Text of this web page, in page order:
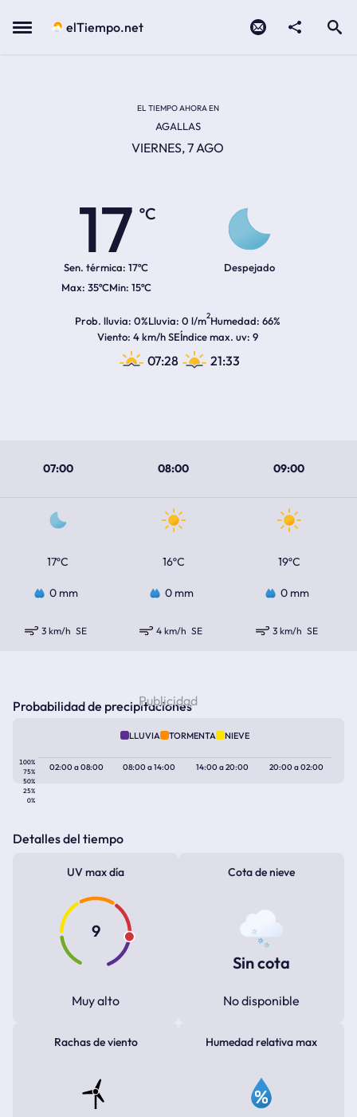
Menu elTiempo.net
EL TIEMPO AHORA EN
AGALLAS
VIERNES, 7 AGO
17
ºC
Sen. térmica: 17ºC
35ºC 15ºC
Despejado
Prob. lluvia 0%Lluvia 0 l/m2Humedad 66%
Viento 4 km/h SEÍndice max. uv 9
07:28 21:33
07:00 08:00 09:00
17ºC 16ºC 19ºC
0 mm 0 mm 0 mm
3 km/h SE 4 km/h SE 3 km/h SE
Probabilidad de precipitaciones
LLUVIA TORMENTA NIEVE
100%
75%
50%
25%
0%
02:00a08:00 08:00a14:00 14:00a20:00 20:00a02:00
Detalles del tiempo
UV max día
9
Muy alto
Cota de nieve
Sin cota
No disponible
Rachas de viento Humedad relativa max